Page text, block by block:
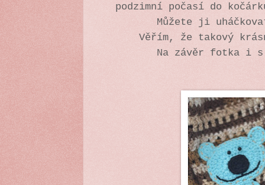
podzimní počasí do
Můžete ji
Věřím, že takový
Na závěr fotka i s